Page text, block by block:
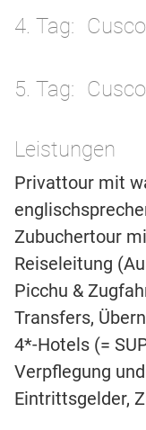
4. Tag
5. Tag
Leistungen
Privattour mit
Zubuchertour
Reiseleitung
Picchu &
Transfers,
4*-Hotels (=
Verpflegung
Eintrittsgelder,